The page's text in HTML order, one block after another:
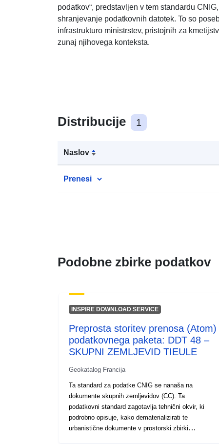
podatkov“, predstavljen v tem standardu
shranjevanje podatkovnih datotek. To so
infrastrukturo ministrstev, pristojnih za
zunaj njihovega konteksta.
Distribucije 1
Naslov
Prenesi
Podobne zbirke podatkov
INSPIRE DOWNLOAD SERVICE
Preprosta storitev prenosa (Atom)
podatkovnega paketa: DDT 48 –
SKUPNI ZEMLJEVID TIEULE
Geokatalog Francija
Ta standard za podatke CNIG se nanaša na
dokumente skupnih zemljevidov (CC). Ta
podatkovni standard zagotavlja tehnični okvir, ki
podrobno opisuje, kako dematerializirati te
urbanistične dokumente v prostorski zbirki